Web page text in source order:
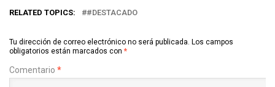
RELATED TOPICS: #DESTACADO
Tu dirección de correo electrónico no será publicada. Los campos
obligatorios están marcados con *
Comentario *